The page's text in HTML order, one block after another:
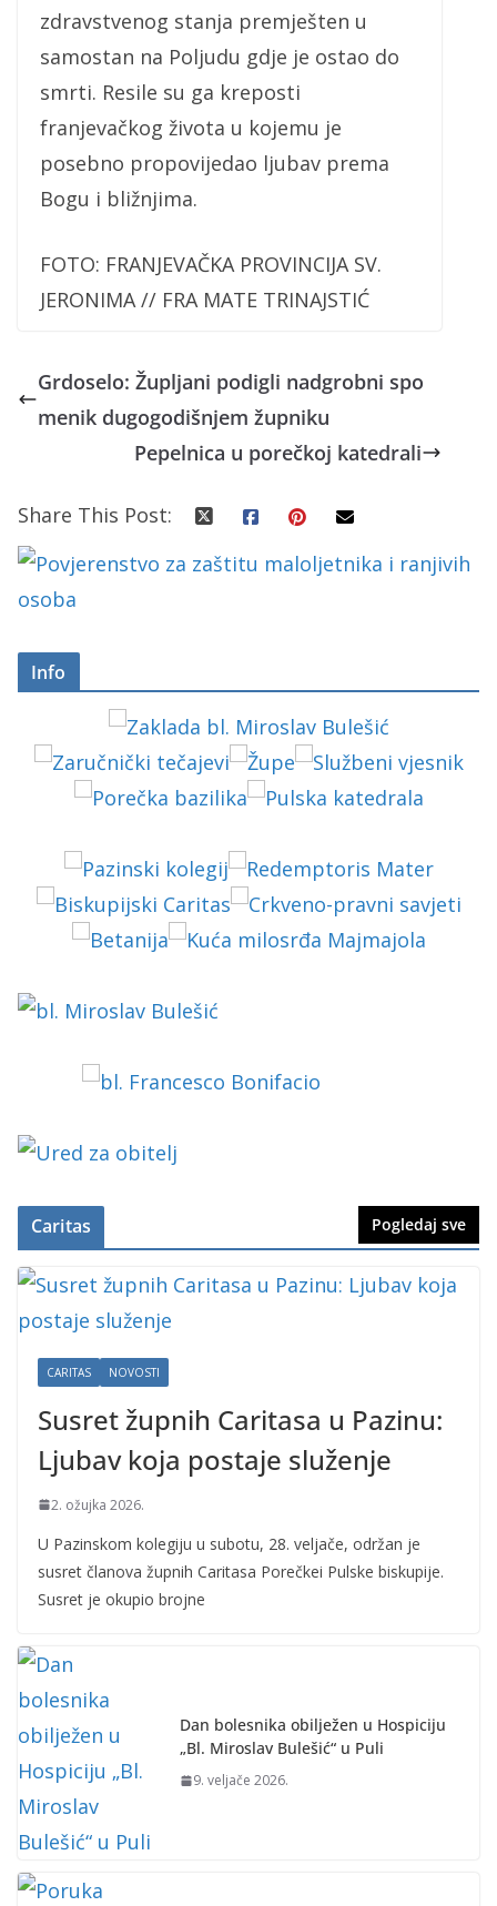
zdravstvenog stanja premješten u
samostan na Poljudu gdje je ostao do
smrti. Resile su ga kreposti
franjevačkog života u kojemu je
posebno propovijedao ljubav prema
Bogu i bližnjima.
FOTO: FRANJEVAČKA PROVINCIJA SV.
JERONIMA // FRA MATE TRINAJSTIĆ
Grdoselo: Župljani podigli nadgrobni spo
menik dugogodišnjem župniku
Pepelnica u porečkoj katedrali
Share This Post:
Info
Caritas Pogledaj sve
CARITAS NOVOSTI
Susret župnih Caritasa u Pazinu:
Ljubav koja postaje služenje
2. ožujka 2026.
U Pazinskom kolegiju u subotu, 28. veljače, održan je
susret članova župnih Caritasa Porečkei Pulske biskupije.
Susret je okupio brojne
Dan bolesnika obilježen u Hospiciju
„Bl. Miroslav Bulešić“ u Puli
9. veljače 2026.